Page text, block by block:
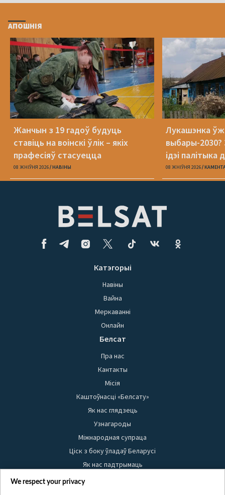
АПОШНІЯ
Жанчын з 19 гадоў будуць
ставіць на воінскі ўлік – якіх
прафесіяў стасуецца
08 ЖНІЎНЯ 2026 НАВІНЫ
Лукашэнка
выбары-
ідэі палітыка
08 ЖНІЎНЯ 2026
Катэгорыі
Навіны
Вайна
Меркаванні
Онлайн
Белсат
Пра нас
Кантакты
Місія
Каштоўнасці «Белсату»
Як нас глядзець
Узнагароды
Міжнародная супраца
Ціск з боку ўладаў Беларусі
Як нас падтрымаць
Правілы выкарыстання матэрыялаў
We respect your privacy